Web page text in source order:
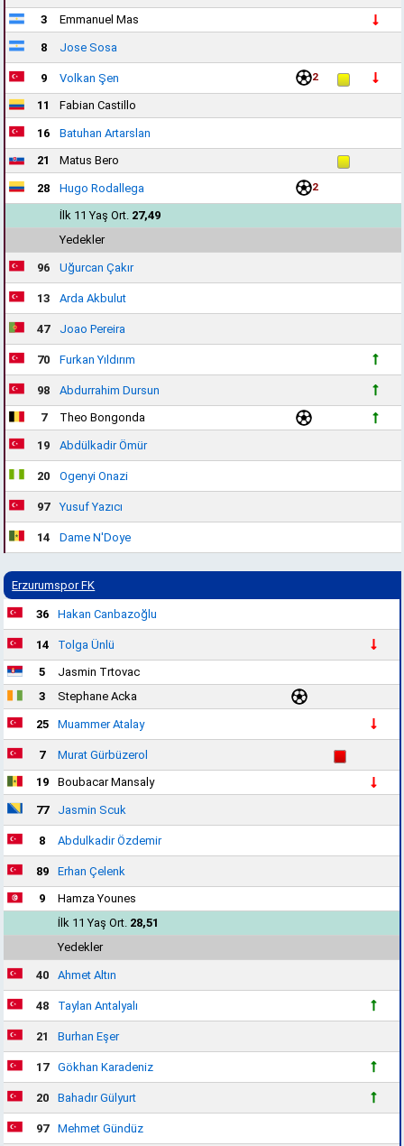
3
Emmanuel Mas
8 Jose Sosa
9 Volkan Şen 2
11 Fabian Castillo
16
Batuhan Artarslan
21
Matus Bero
28 Hugo Rodallega 2
İlk 11 Yaş Ort. 27,49
Yedekler
96 Uğurcan Çakır
13 Arda Akbulut
47 Joao Pereira
70 Furkan Yıldırım
98
Abdurrahim Dursun
7
Theo Bongonda
19 Abdülkadir Ömür
20 Ogenyi Onazi
97 Yusuf Yazıcı
14 Dame N'Doye
Erzurumspor FK
36 Hakan Canbazoğlu
14
Tolga Ünlü
5
Jasmin Trtovac
3
Stephane Acka
25 Muammer Atalay
7
Murat Gürbüzerol
19
Boubacar Mansaly
77 Jasmin Scuk
8 Abdulkadir Özdemir
89
Erhan Çelenk
9
Hamza Younes
İlk 11 Yaş Ort. 28,51
Yedekler
40 Ahmet Altın
48 Taylan Antalyalı
21 Burhan Eşer
17 Gökhan Karadeniz
20 Bahadır Gülyurt
97 Mehmet Gündüz